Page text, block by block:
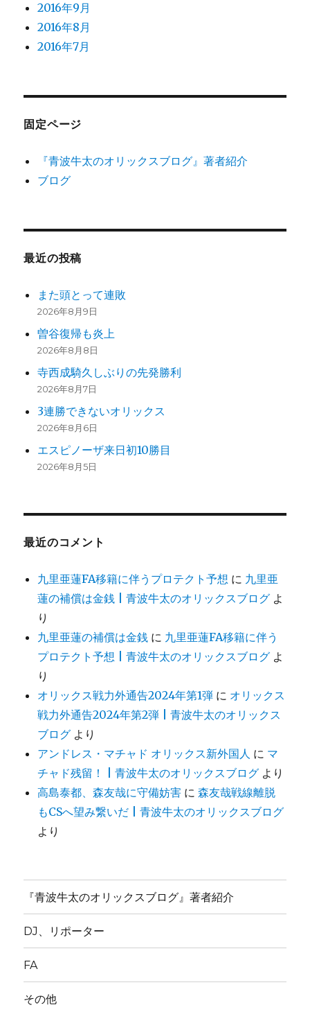
2016年9月
2016年8月
2016年7月
固定ページ
『青波牛太のオリックスブログ』著者紹介
ブログ
最近の投稿
また頭とって連敗
2026年8月9日
曽谷復帰も炎上
2026年8月8日
寺西成騎久しぶりの先発勝利
2026年8月7日
3連勝できないオリックス
2026年8月6日
エスピノーザ来日初10勝目
2026年8月5日
最近のコメント
九里亜蓮FA移籍に伴うプロテクト予想 に 九里亜
蓮の補償は金銭 | 青波牛太のオリックスブログ よ
り
九里亜蓮の補償は金銭 に 九里亜蓮FA移籍に伴う
プロテクト予想 | 青波牛太のオリックスブログ よ
り
オリックス戦力外通告2024年第1弾 に オリックス
戦力外通告2024年第2弾 | 青波牛太のオリックス
ブログ より
アンドレス・マチャド オリックス新外国人 に マ
チャド残留！ | 青波牛太のオリックスブログ より
高島泰都、森友哉に守備妨害 に森友哉戦線離脱
もCSへ望み繋いだ | 青波牛太のオリックスブログ
より
『青波牛太のオリックスブログ』著者紹介
DJ、リポーター
FA
その他